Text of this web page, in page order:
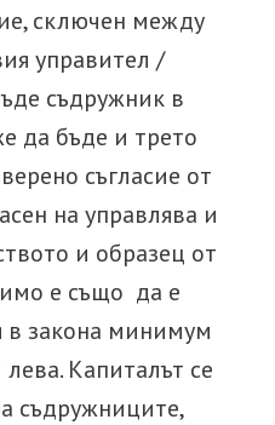
сключен между
управител /
съдружник в
да бъде и трето
съгласие от
на управлява и
и образец от
е също да е
в закона минимум
Капиталът се
съдружниците,